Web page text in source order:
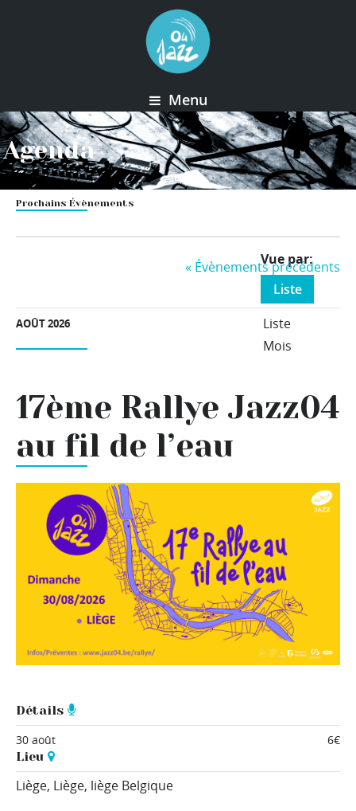
Menu
Agenda
Prochains Évènements
Event
Views
Navigation
Vue par
Liste
Liste
Mois
« Évènements précédents
AOÛT 2026
17ème Rallye Jazz04
au fil de l’eau
Détails
30 août
6€
Lieu
Liège, Liège, liège Belgique